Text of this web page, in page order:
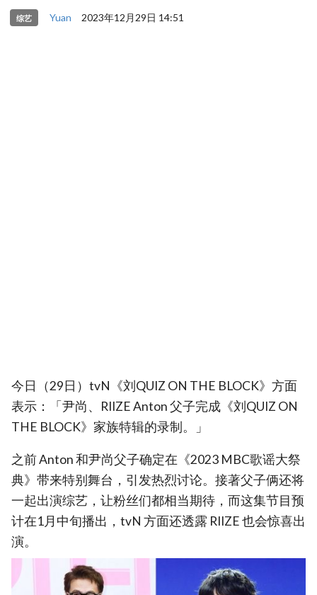
综艺 Yuan 2023年12月29日 14:51
今日（29日）tvN《刘QUIZ ON THE BLOCK》方面
表示：「尹尚、RIIZE Anton 父子完成《刘QUIZ ON
THE BLOCK》家族特辑的录制。」
之前 Anton 和尹尚父子确定在《2023 MBC歌谣大祭
典》带来特别舞台，引发热烈讨论。接著父子俩还将
一起出演综艺，让粉丝们都相当期待，而这集节目预
计在1月中旬播出，tvN 方面还透露 RIIZE 也会惊喜出
演。